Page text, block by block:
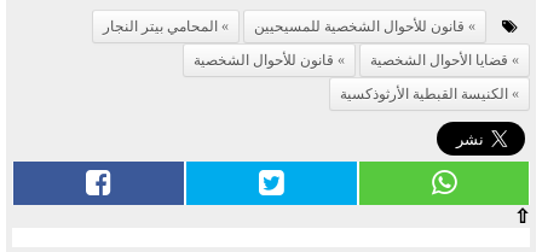
قانون للأحوال الشخصية للمسيحيين
المحامي بيتر النجار
قضايا الأحوال الشخصية
قانون للأحوال الشخصية
الكنيسة القبطية الأرثوذكسية
⇧